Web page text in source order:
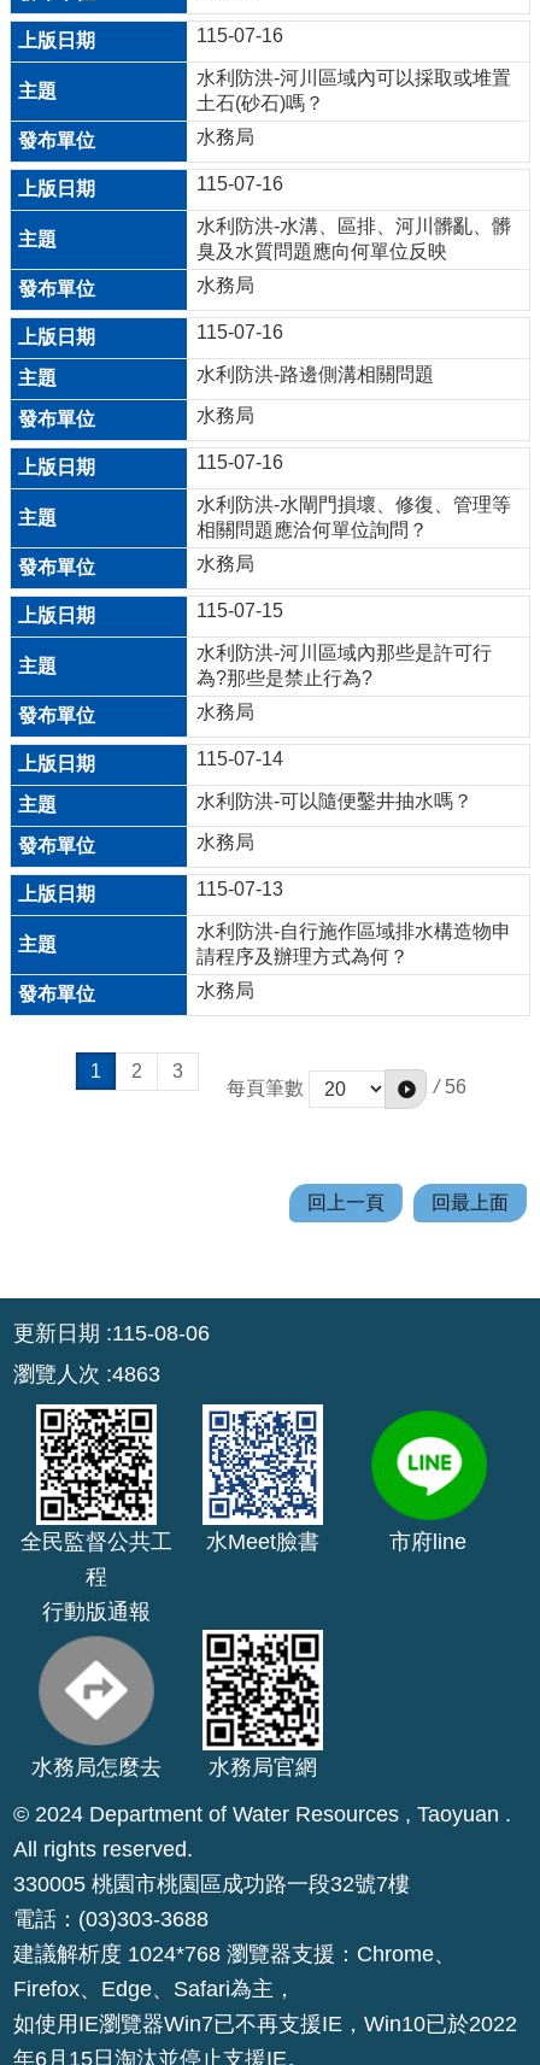
l
i
s
h
桃
園
市
政
府
隱
私
權
政
策
網
站
安
全
政
策
府
網
站
資
料
開
放
宣
告
115-07-16
水利防洪-河川區域內可以採取或堆置
土石(砂石)嗎？
水務局
115-07-16
水利防洪-水溝、區排、河川髒亂、髒
臭及水質問題應向何單位反映
水務局
115-07-16
水利防洪-路邊側溝相關問題
水務局
115-07-16
水利防洪-水閘門損壞、修復、管理等
相關問題應洽何單位詢問？
水務局
115-07-15
水利防洪-河川區域內那些是許可行
為?那些是禁止行為?
水務局
115-07-14
水利防洪-可以隨便鑿井抽水嗎？
水務局
115-07-13
水利防洪-自行施作區域排水構造物申
請程序及辦理方式為何？
水務局
1 2
3
每頁筆數
/ 56
回上一頁 回最上面
更新日期
115-08-06
瀏覽人次
4863
全民監督公共工
程
行動版通報
水Meet臉書 市府line
水務局怎麼去
水務局官網
© 2024 Department of Water Resources , Taoyuan .
All rights reserved.
330005 桃園市桃園區成功路一段32號7樓
電話：(03)303-3688
建議解析度 1024*768 瀏覽器支援：Chrome、
Firefox、Edge、Safari為主，
如使用IE瀏覽器Win7已不再支援IE，Win10已於2022
年6月15日淘汰並停止支援IE。